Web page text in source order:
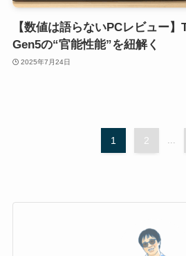
【数値は語らないPCレビュー
Gen5の“官能性能”を紐解く
2025年7月24日
1 2 ...